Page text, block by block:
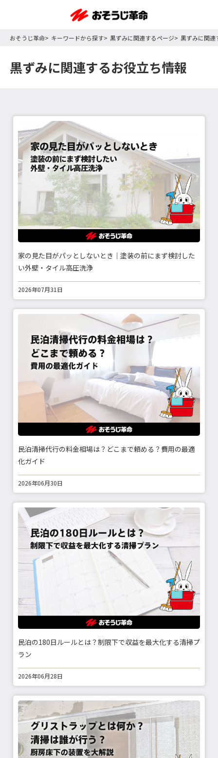
おそうじ革命 キーワードから探す 黒ずみに関連するページ 黒ずみに関連
黒ずみに関連するお役立ち情報
家の見た目がパッとしないとき｜塗装の前にまず検討した
い外壁・タイル高圧洗浄
2026年07月31日
民泊清掃代行の料金相場は？どこまで頼める？費用の最適
化ガイド
2026年06月30日
民泊の180日ルールとは？制限下で収益を最大化する清掃プ
ラン
2026年06月28日